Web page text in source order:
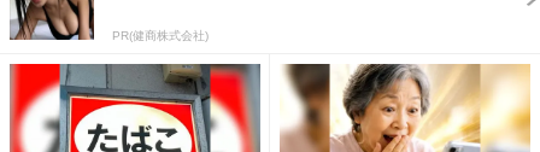
PR(健商株式会社)